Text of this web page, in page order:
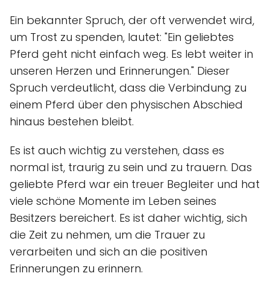
Ein bekannter Spruch, der oft verwendet wird,
um Trost zu spenden, lautet: "Ein geliebtes
Pferd geht nicht einfach weg. Es lebt weiter in
unseren Herzen und Erinnerungen." Dieser
Spruch verdeutlicht, dass die Verbindung zu
einem Pferd über den physischen Abschied
hinaus bestehen bleibt.
Es ist auch wichtig zu verstehen, dass es
normal ist, traurig zu sein und zu trauern. Das
geliebte Pferd war ein treuer Begleiter und hat
viele schöne Momente im Leben seines
Besitzers bereichert. Es ist daher wichtig, sich
die Zeit zu nehmen, um die Trauer zu
verarbeiten und sich an die positiven
Erinnerungen zu erinnern.